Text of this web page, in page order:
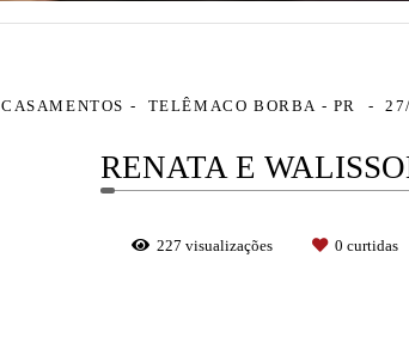
CASAMENTOS TELÊMACO BORBA - PR
RENATA E
227 visualizações 0 curtidas